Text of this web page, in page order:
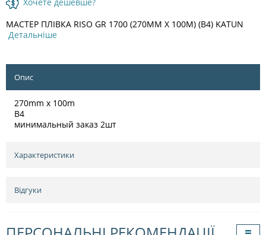
МАСТЕР ПЛІВКА RISO GR 1700 (270MM X 100M) (B4) KATUN
Детальніше
Опис
270mm x 100m
B4
минимальный заказ 2шт
Характеристики
Відгуки